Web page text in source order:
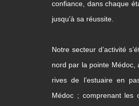
confiance, dans chaque
jusqu’à sa réussite.
Notre secteur d’activité
nord par la pointe Médoc,
rives de l’estuaire en
Médoc ; comprenant les